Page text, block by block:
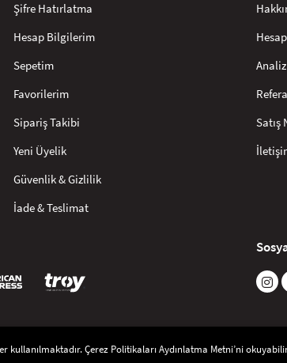
Şifre Hatırlatma
Hesap Bilgilerim
Sepetim
Favorilerim
Sipariş Takibi
Yeni Üyelik
Güvenlik & Gizlilik
İade & Teslimat
Satış
Çerez Politikaları Aydınlatma Metni’ni